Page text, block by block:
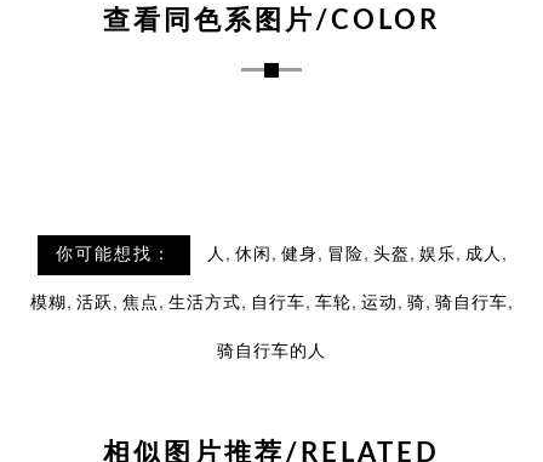
查看同色系图片/COLOR
你可能想找： 人 , 休闲 , 健身, 冒险, 头盔 , 娱乐, 成人 ,
模糊 , 活跃, 焦点 , 生活方式, 自行车, 车轮, 运动 , 骑, 骑自行车,
骑自行车的人
相似图片推荐/RELATED